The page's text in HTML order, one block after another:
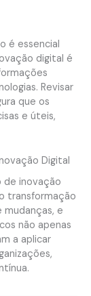
é essencial
digital é
Revisar
que os
e úteis,
Digital
de inovação
transformação
e
não apenas
a aplicar